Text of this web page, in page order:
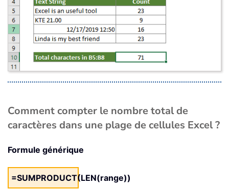
Comment compter le nombre total de
caractères dans une plage de cellules Excel ?
Formule générique
=SUMPRODUCT(LEN(range))